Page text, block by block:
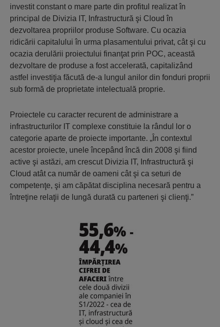
investit constant o mare parte din profitul realizat în
principal de Divizia IT, Infrastructură şi Cloud în
dezvoltarea propriilor produse Software. Cu ocazia
ridicării capitalului în urma plasamentului privat, cât şi cu
ocazia derulării proiectului finanţat prin POC, această
dezvoltare de produse a fost accelerată, capitalizând
astfel investiţia făcută de-a lungul anilor din fonduri proprii
sub formă de proprietate intelectuală proprie.
Proiectele cu caracter recurent de administrare a
infrastructurilor IT complexe constituie la rândul lor o
categorie aparte de proiecte importante. „În contextul
acestor proiecte, unele începând încă din 2008 şi fiind
active şi astăzi, am crescut Divizia IT, Infrastructură şi
Cloud atât ca număr de oameni cât şi ca seturi de
competenţe, şi am căpătat disciplina necesară pentru a
întreţine relaţii de lungă durată cu parteneri şi clienţi.”